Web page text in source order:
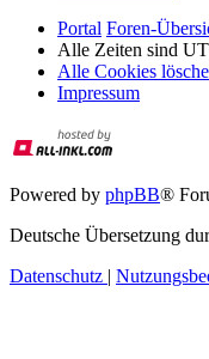
Portal Foren-
Alle Zeiten sind
Alle Cookies
Impressum
Powered by phpBB®
Deutsche Übersetzung
Datenschutz |